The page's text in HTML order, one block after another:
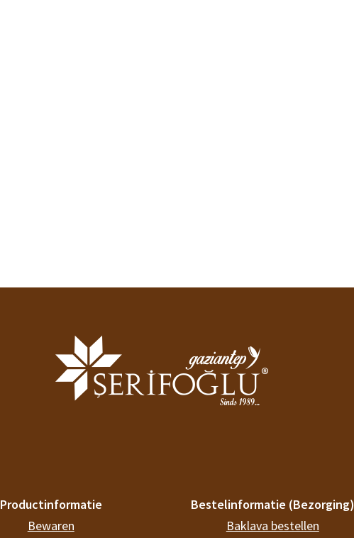
Productinformatie
Bewaren
Bestelinformatie (Bezorging)
Baklava bestellen